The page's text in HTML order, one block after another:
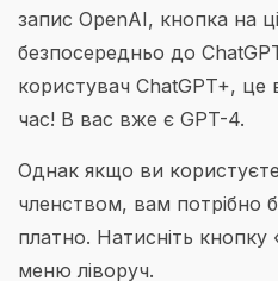
запис OpenAI, кнопка на
безпосередньо до
користувач ChatGPT+, це
час! В вас вже є GPT-4.
Однак якщо ви
членством, вам потрібно
платно. Натисніть
меню ліворуч.